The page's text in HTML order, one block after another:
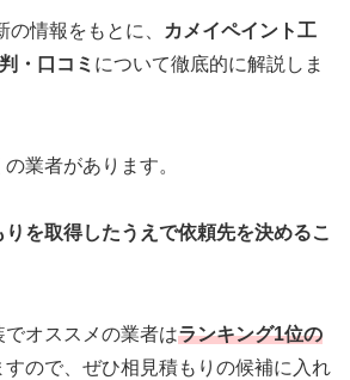
情報をもとに、
カメイペイント工
・口コミ について徹底的に解説しま
業者があります。
りを取得したうえで依頼先を決めるこ
オススメの業者はランキング1位の
すので、ぜひ相見積もりの候補に入れ